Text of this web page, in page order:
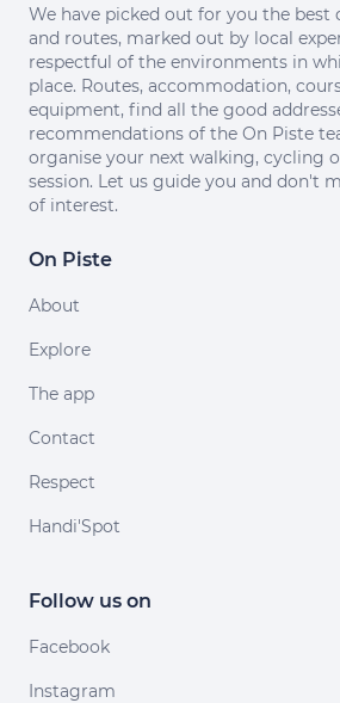
We have picked out for you the best
and routes, marked out by local
respectful of the environments in
place. Routes, accommodation,
equipment, find all the good
recommendations of the On Piste
organise your next walking, cycling
session. Let us guide you and don't
of interest.
On Piste
About
Explore
The app
Contact
Respect
Handi'Spot
Follow us on
Facebook
Instagram